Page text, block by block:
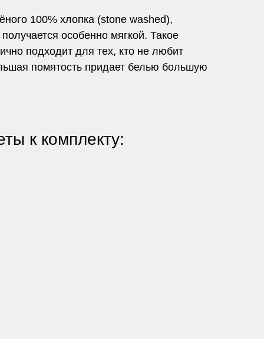
100% хлопка (stone washed),
особенно мягкой. Такое
подходит для тех, кто не любит
помятость придает белью большую
к комплекту: